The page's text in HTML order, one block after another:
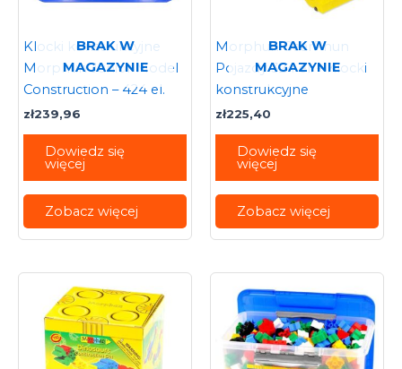
BRAK W
MAGAZYNIE
Klocki konstrukcyjne
Morphun Junior Model
Construction – 424 el.
zł239,96
Dowiedz się
więcej
Zobacz więcej
BRAK W
MAGAZYNIE
Morphun GearPhun
Pojazdy 324 el. – Klocki
konstrukcyjne
zł225,40
Dowiedz się
więcej
Zobacz więcej